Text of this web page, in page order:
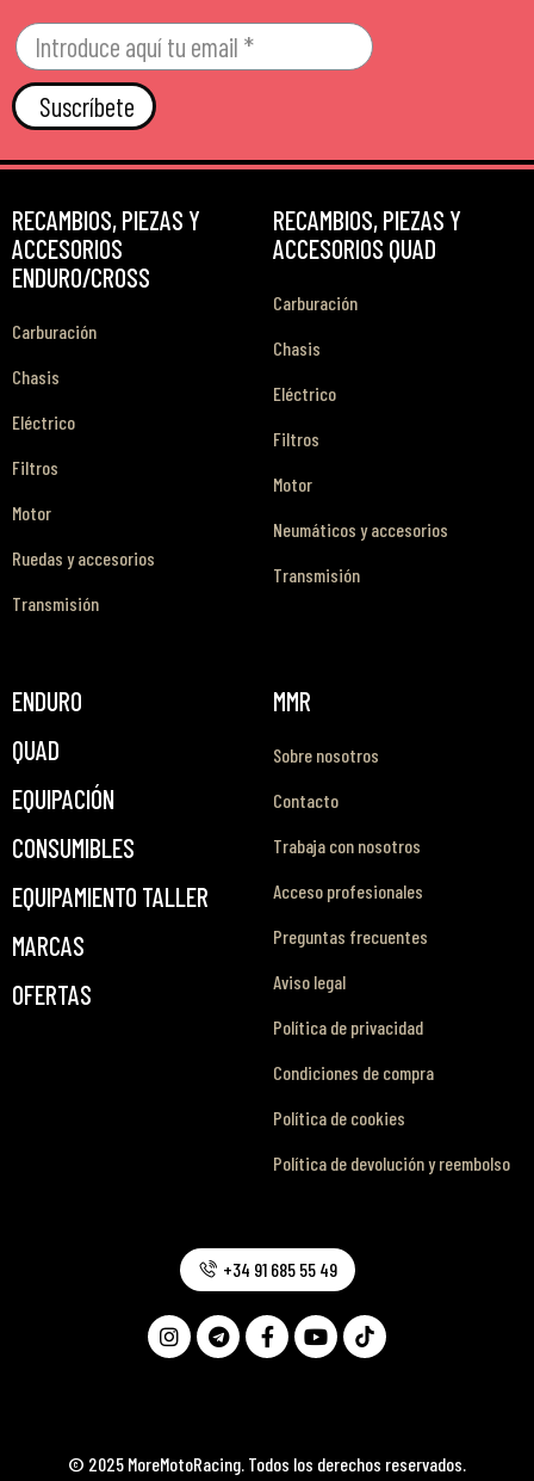
Suscríbete
RECAMBIOS, PIEZAS Y
ACCESORIOS
ENDURO/CROSS
Carburación
Chasis
Eléctrico
Filtros
Motor
Ruedas y accesorios
Transmisión
RECAMBIOS, PIEZAS Y
ACCESORIOS QUAD
Carburación
Chasis
Eléctrico
Filtros
Motor
Neumáticos y accesorios
Transmisión
ENDURO
QUAD
EQUIPACIÓN
CONSUMIBLES
EQUIPAMIENTO TALLER
MARCAS
OFERTAS
MMR
Sobre nosotros
Contacto
Trabaja con nosotros
Acceso profesionales
Preguntas frecuentes
Aviso legal
Política de privacidad
Condiciones de compra
Política de cookies
Política de devolución y reembolso
© 2025 MoreMotoRacing. Todos los derechos reservados.
+34 91 685 55 49